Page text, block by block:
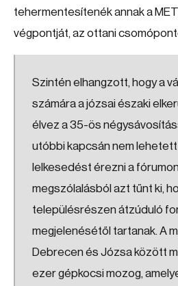
tehermentesítenék annak a
végpontját, az ottani
Szintén elhangzott, hogy a
számára a józsai északi
élvez a 35-ös
utóbbi kapcsán nem lehetett
lelkesedést érezni a
megszólalásból azt tűnt ki,
településrészen átzúduló
megjelenésétől tartanak. A
Debrecen és Józsa között
ezer gépkocsi mozog,